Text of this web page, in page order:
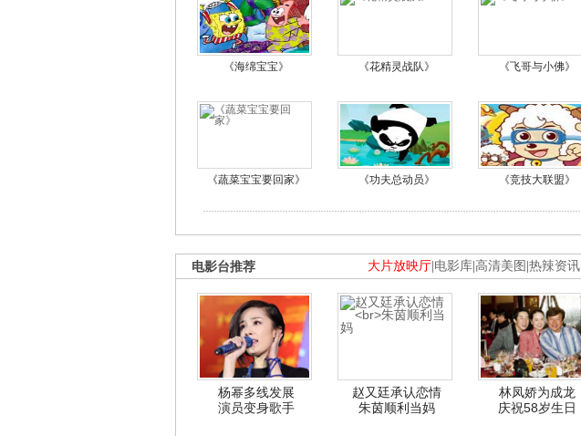
《海绵宝宝》 《花精灵战队》 《飞哥与小佛》
《蔬菜宝宝要回家》 《功夫总动员》 《竞技大联盟》
大片放映厅 电影库 高清美图 热辣资讯
电影台推荐
杨幂多线发展
演员变身歌手
赵又廷承认恋情
朱茵顺利当妈
林凤娇为成龙
庆祝58岁生日